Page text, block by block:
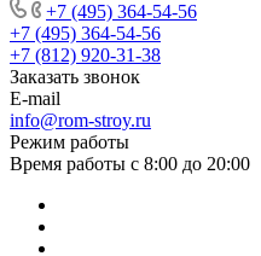
+7 (495) 364-54-56
+7 (495) 364-54-56
+7 (812) 920-31-38
Заказать звонок
E-mail
info@rom-stroy.ru
Режим работы
Время работы с 8:00 до 20:00